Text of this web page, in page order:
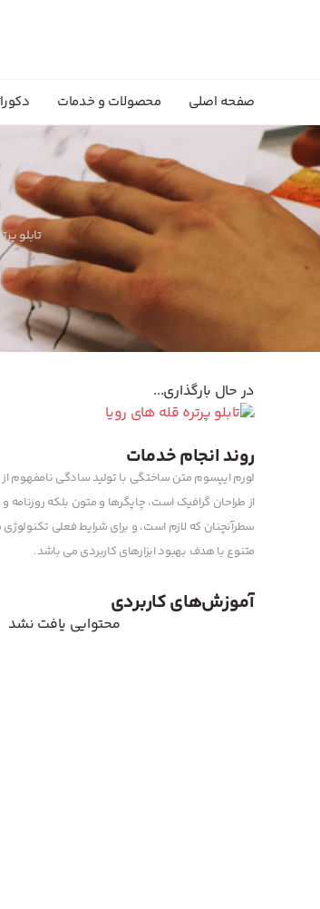
صفحه اصلی محصولات و خدمات
تابلو
در حال بارگذاری...
روند انجام خدمات
لورم ایپسوم متن ساختگی با تولید سادگی نامفهوم
از طراحان گرافیک است، چاپگرها و متون بلکه روزنامه
سطرآنچنان که لازم است، و برای شرایط فعلی تکنولوژی
متنوع با هدف بهبود ابزارهای کاربردی می باشد.
آموزش‌های کاربردی
محتوایی یافت نشد